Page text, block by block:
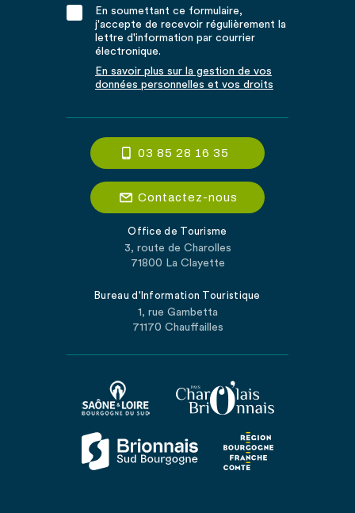
En soumettant ce formulaire,
j'accepte de recevoir régulièrement la
lettre d'information par courrier
électronique.
En savoir plus sur la gestion de vos
données personnelles et vos droits
03 85 28 16 35
Contactez-nous
Office de Tourisme
3, route de Charolles
71800 La Clayette
Bureau d'Information Touristique
1, rue Gambetta
71170 Chauffailles